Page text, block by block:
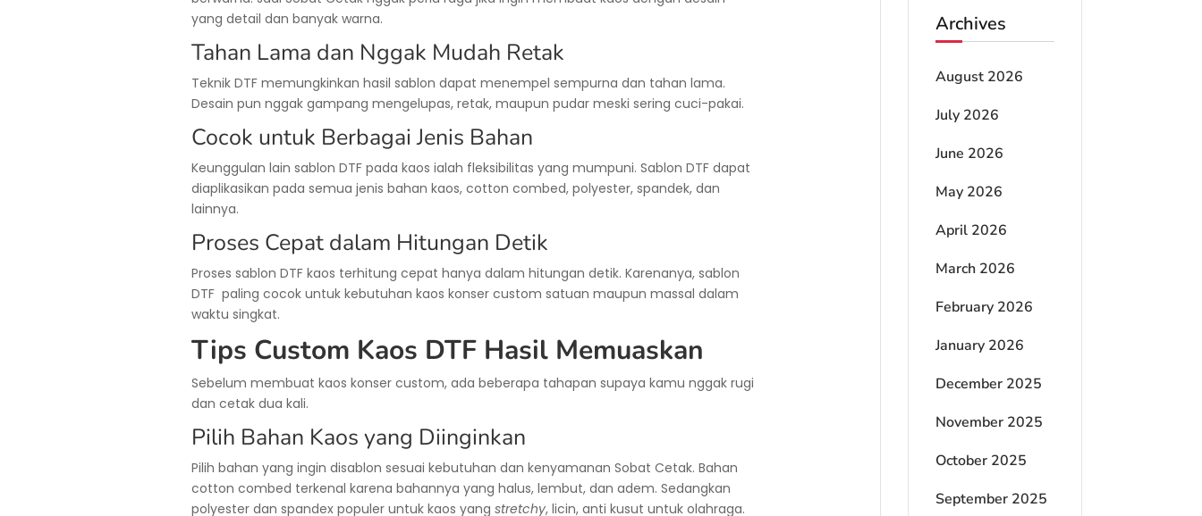
yang detail dan banyak warna.
Tahan Lama dan Nggak Mudah Retak
Teknik DTF memungkinkan hasil sablon dapat menempel sempurna dan tahan lama.
Desain pun nggak gampang mengelupas, retak, maupun pudar meski sering cuci-pakai.
Cocok untuk Berbagai Jenis Bahan
Keunggulan lain sablon DTF pada kaos ialah fleksibilitas yang mumpuni. Sablon DTF dapat
diaplikasikan pada semua jenis bahan kaos, cotton combed, polyester, spandek, dan
lainnya.
Proses Cepat dalam Hitungan Detik
Proses sablon DTF kaos terhitung cepat hanya dalam hitungan detik. Karenanya, sablon
DTF paling cocok untuk kebutuhan kaos konser custom satuan maupun massal dalam
waktu singkat.
Tips Custom Kaos DTF Hasil Memuaskan
Sebelum membuat kaos konser custom, ada beberapa tahapan supaya kamu nggak rugi
dan cetak dua kali.
Pilih Bahan Kaos yang Diinginkan
Pilih bahan yang ingin disablon sesuai kebutuhan dan kenyamanan Sobat Cetak. Bahan
cotton combed terkenal karena bahannya yang halus, lembut, dan adem. Sedangkan
polyester dan spandex populer untuk kaos yang stretchy, licin, anti kusut untuk olahraga.
Archives
August 2026
July 2026
June 2026
May 2026
April 2026
March 2026
February 2026
January 2026
December 2025
November 2025
October 2025
September 2025